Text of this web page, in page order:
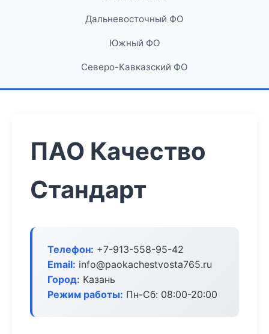
Дальневосточный ФО
Южный ФО
Северо-Кавказский ФО
ПАО Качество
Стандарт
Телефон: +7-913-558-95-42
Email: info@paokachestvosta765.ru
Город: Казань
Режим работы: Пн-Сб: 08:00-20:00